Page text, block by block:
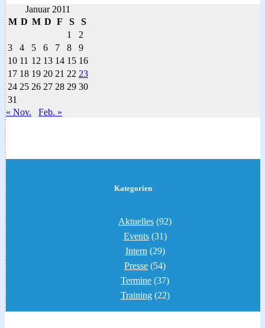
Januar 2011
M D M D F S
S
1
2
3
4 5 6 7 8
9
10 11 12 13 14 15 16
17 18 19 20 21 22 23
24 25 26 27 28 29 30
31
« Nov.
Feb. »
Kategorien
Aktuelles (92)
Events(31)
Intern (29)
Presse (54)
Termine (37)
Training(22)